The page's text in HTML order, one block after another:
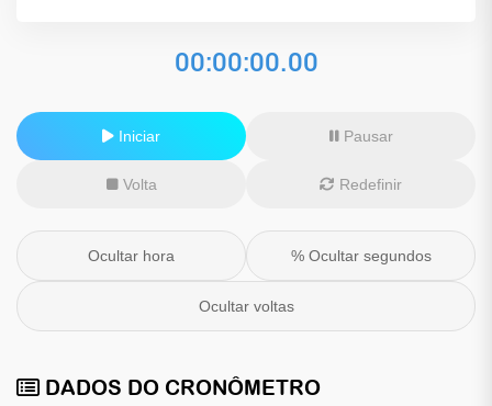
00:00:00.00
Iniciar Pausar
Volta Redefinir
Ocultar hora % Ocultar segundos
Ocultar voltas
DADOS DO CRONÔMETRO